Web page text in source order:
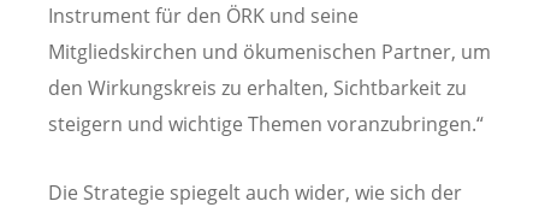
Instrument für den ÖRK und seine
Mitgliedskirchen und ökumenischen Partner, um
den Wirkungskreis zu erhalten, Sichtbarkeit zu
steigern und wichtige Themen voranzubringen.“
Die Strategie spiegelt auch wider, wie sich der